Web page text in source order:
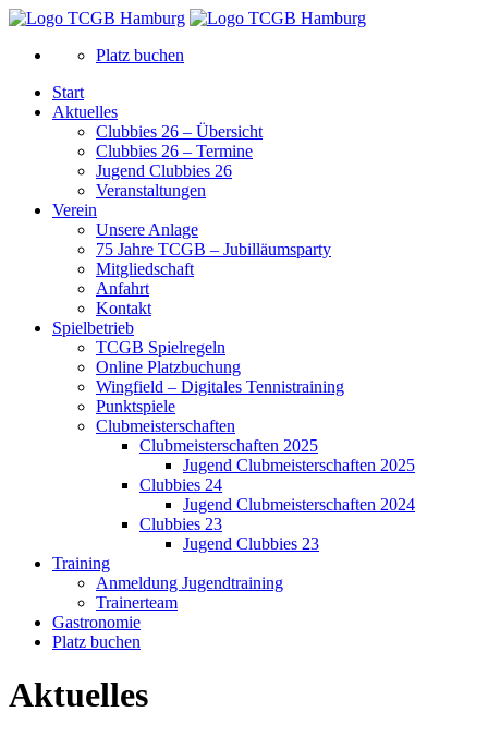
Platz buchen
Start
Aktuelles
Clubbies 26 – Übersicht
Clubbies 26 – Termine
Jugend Clubbies 26
Veranstaltungen
Verein
Unsere Anlage
75 Jahre TCGB – Jubilläumsparty
Mitgliedschaft
Anfahrt
Kontakt
Spielbetrieb
TCGB Spielregeln
Online Platzbuchung
Wingfield – Digitales Tennistraining
Punktspiele
Clubmeisterschaften
Clubmeisterschaften 2025
Jugend Clubmeisterschaften 2025
Clubbies 24
Jugend Clubmeisterschaften 2024
Clubbies 23
Jugend Clubbies 23
Training
Anmeldung Jugendtraining
Trainerteam
Gastronomie
Platz buchen
Aktuelles